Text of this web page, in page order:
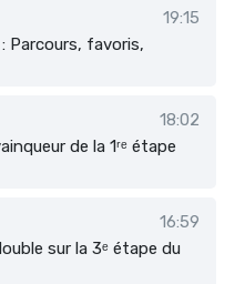
19:15
Parcours, favoris,
18:02
de la 1ʳᵉ étape
16:59
sur la 3ᵉ étape du